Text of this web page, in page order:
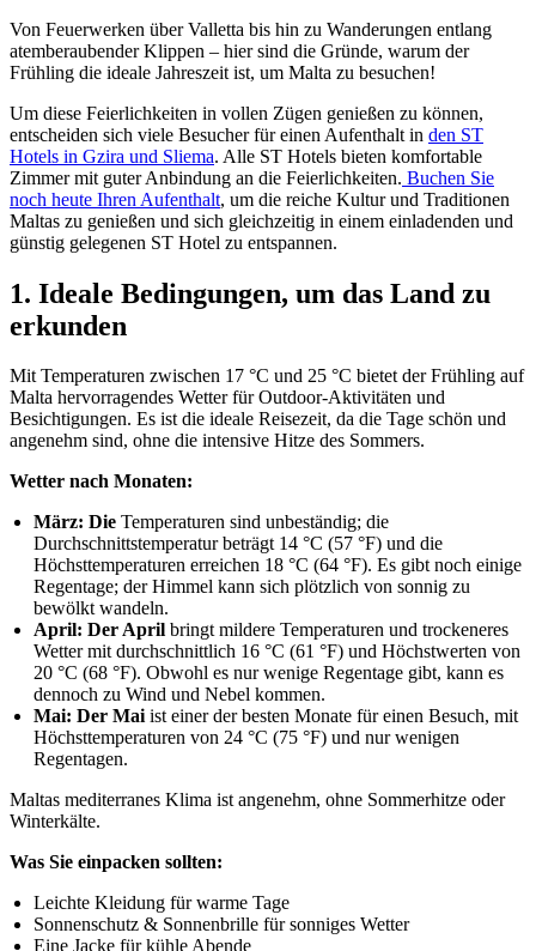
Von Feuerwerken über Valletta bis hin zu Wanderungen entlang
atemberaubender Klippen – hier sind die Gründe, warum der
Frühling die ideale Jahreszeit ist, um Malta zu besuchen!
Um diese Feierlichkeiten in vollen Zügen genießen zu können,
entscheiden sich viele Besucher für einen Aufenthalt in den ST
Hotels in Gzira und Sliema. Alle ST Hotels bieten komfortable
Zimmer mit guter Anbindung an die Feierlichkeiten. Buchen Sie
noch heute Ihren Aufenthalt, um die reiche Kultur und Traditionen
Maltas zu genießen und sich gleichzeitig in einem einladenden und
günstig gelegenen ST Hotel zu entspannen.
1. Ideale Bedingungen, um das Land zu
erkunden
Mit Temperaturen zwischen 17 °C und 25 °C bietet der Frühling auf
Malta hervorragendes Wetter für Outdoor-Aktivitäten und
Besichtigungen. Es ist die ideale Reisezeit, da die Tage schön und
angenehm sind, ohne die intensive Hitze des Sommers.
Wetter nach Monaten:
März: Die Temperaturen sind unbeständig; die
Durchschnittstemperatur beträgt 14 °C (57 °F) und die
Höchsttemperaturen erreichen 18 °C (64 °F). Es gibt noch einige
Regentage; der Himmel kann sich plötzlich von sonnig zu
bewölkt wandeln.
April: Der April bringt mildere Temperaturen und trockeneres
Wetter mit durchschnittlich 16 °C (61 °F) und Höchstwerten von
20 °C (68 °F). Obwohl es nur wenige Regentage gibt, kann es
dennoch zu Wind und Nebel kommen.
Mai: Der Maiist einer der besten Monate für einen Besuch, mit
Höchsttemperaturen von 24 °C (75 °F) und nur wenigen
Regentagen.
Maltas mediterranes Klima ist angenehm, ohne Sommerhitze oder
Winterkälte.
Was Sie einpacken sollten:
Leichte Kleidung für warme Tage
Sonnenschutz & Sonnenbrille für sonniges Wetter
Eine Jacke für kühle Abende